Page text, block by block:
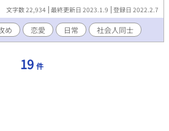
文字数 22,934 最終更新日 2023.1.9 登録日 2022.2.7
め 恋愛 日常 社会人同士
19 件